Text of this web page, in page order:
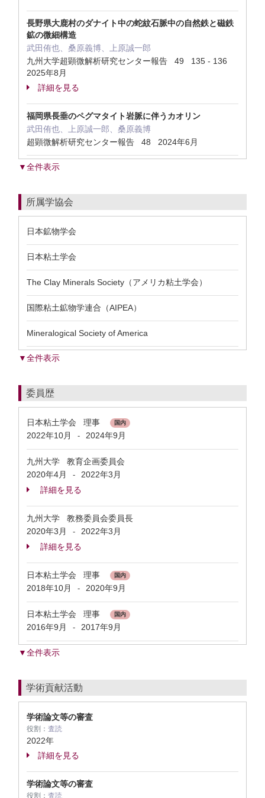
長野県大鹿村のダナイト中の蛇紋石脈中の自然鉄と磁鉄
鉱の微細構造
武田侑也、桑原義博、上原誠一郎
九州大学超顕微解析研究センター報告 49 135 - 136
2025年8月
詳細を見る
福岡県長垂のペグマタイト岩脈に伴うカオリン
武田侑也、上原誠一郎、桑原義博
超顕微解析研究センター報告 48 2024年6月
▼全件表示
所属学協会
日本鉱物学会
日本粘土学会
The Clay Minerals Society（アメリカ粘土学会）
国際粘土鉱物学連合（AIPEA）
Mineralogical Society of America
▼全件表示
委員歴
日本粘土学会 理事 国内
2022年10月 - 2024年9月
九州大学 教育企画委員会
2020年4月
-
2022年3月
詳細を見る
九州大学 教務委員会委員長
2020年3月
-
2022年3月
詳細を見る
日本粘土学会 理事 国内
2018年10月 - 2020年9月
日本粘土学会 理事 国内
2016年9月 - 2017年9月
▼全件表示
学術貢献活動
学術論文等の審査
役割： 査読
2022年
詳細を見る
学術論文等の審査
役割： 査読